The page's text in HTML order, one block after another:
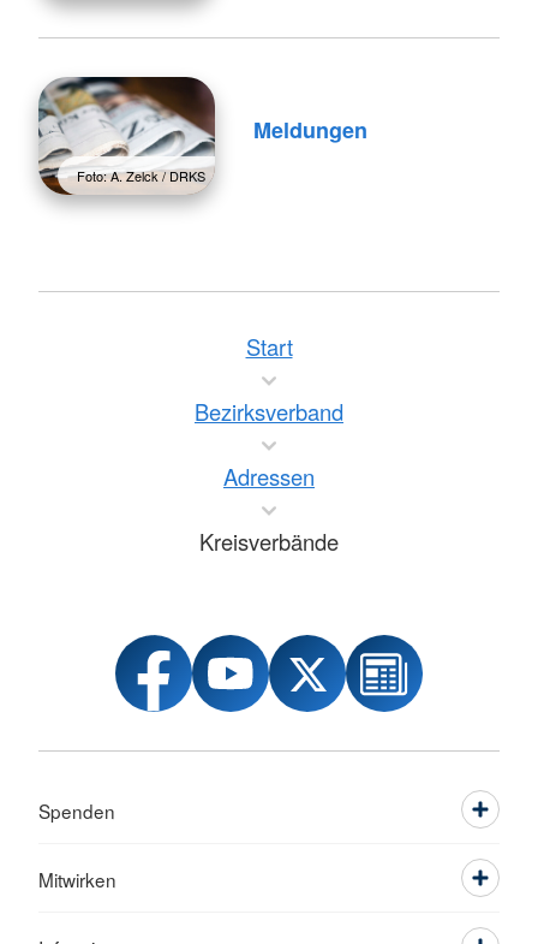
Foto: A. Zelck / DRKS
Meldungen
Start
Bezirksverband
Adressen
Kreisverbände
Spenden
Mitwirken